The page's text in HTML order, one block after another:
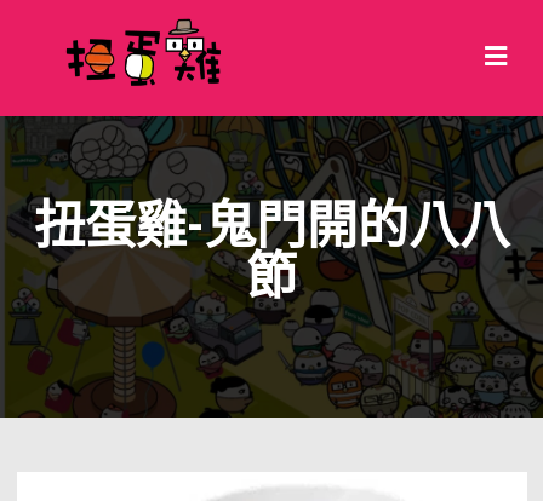
扭蛋雞-鬼門開的八八
節